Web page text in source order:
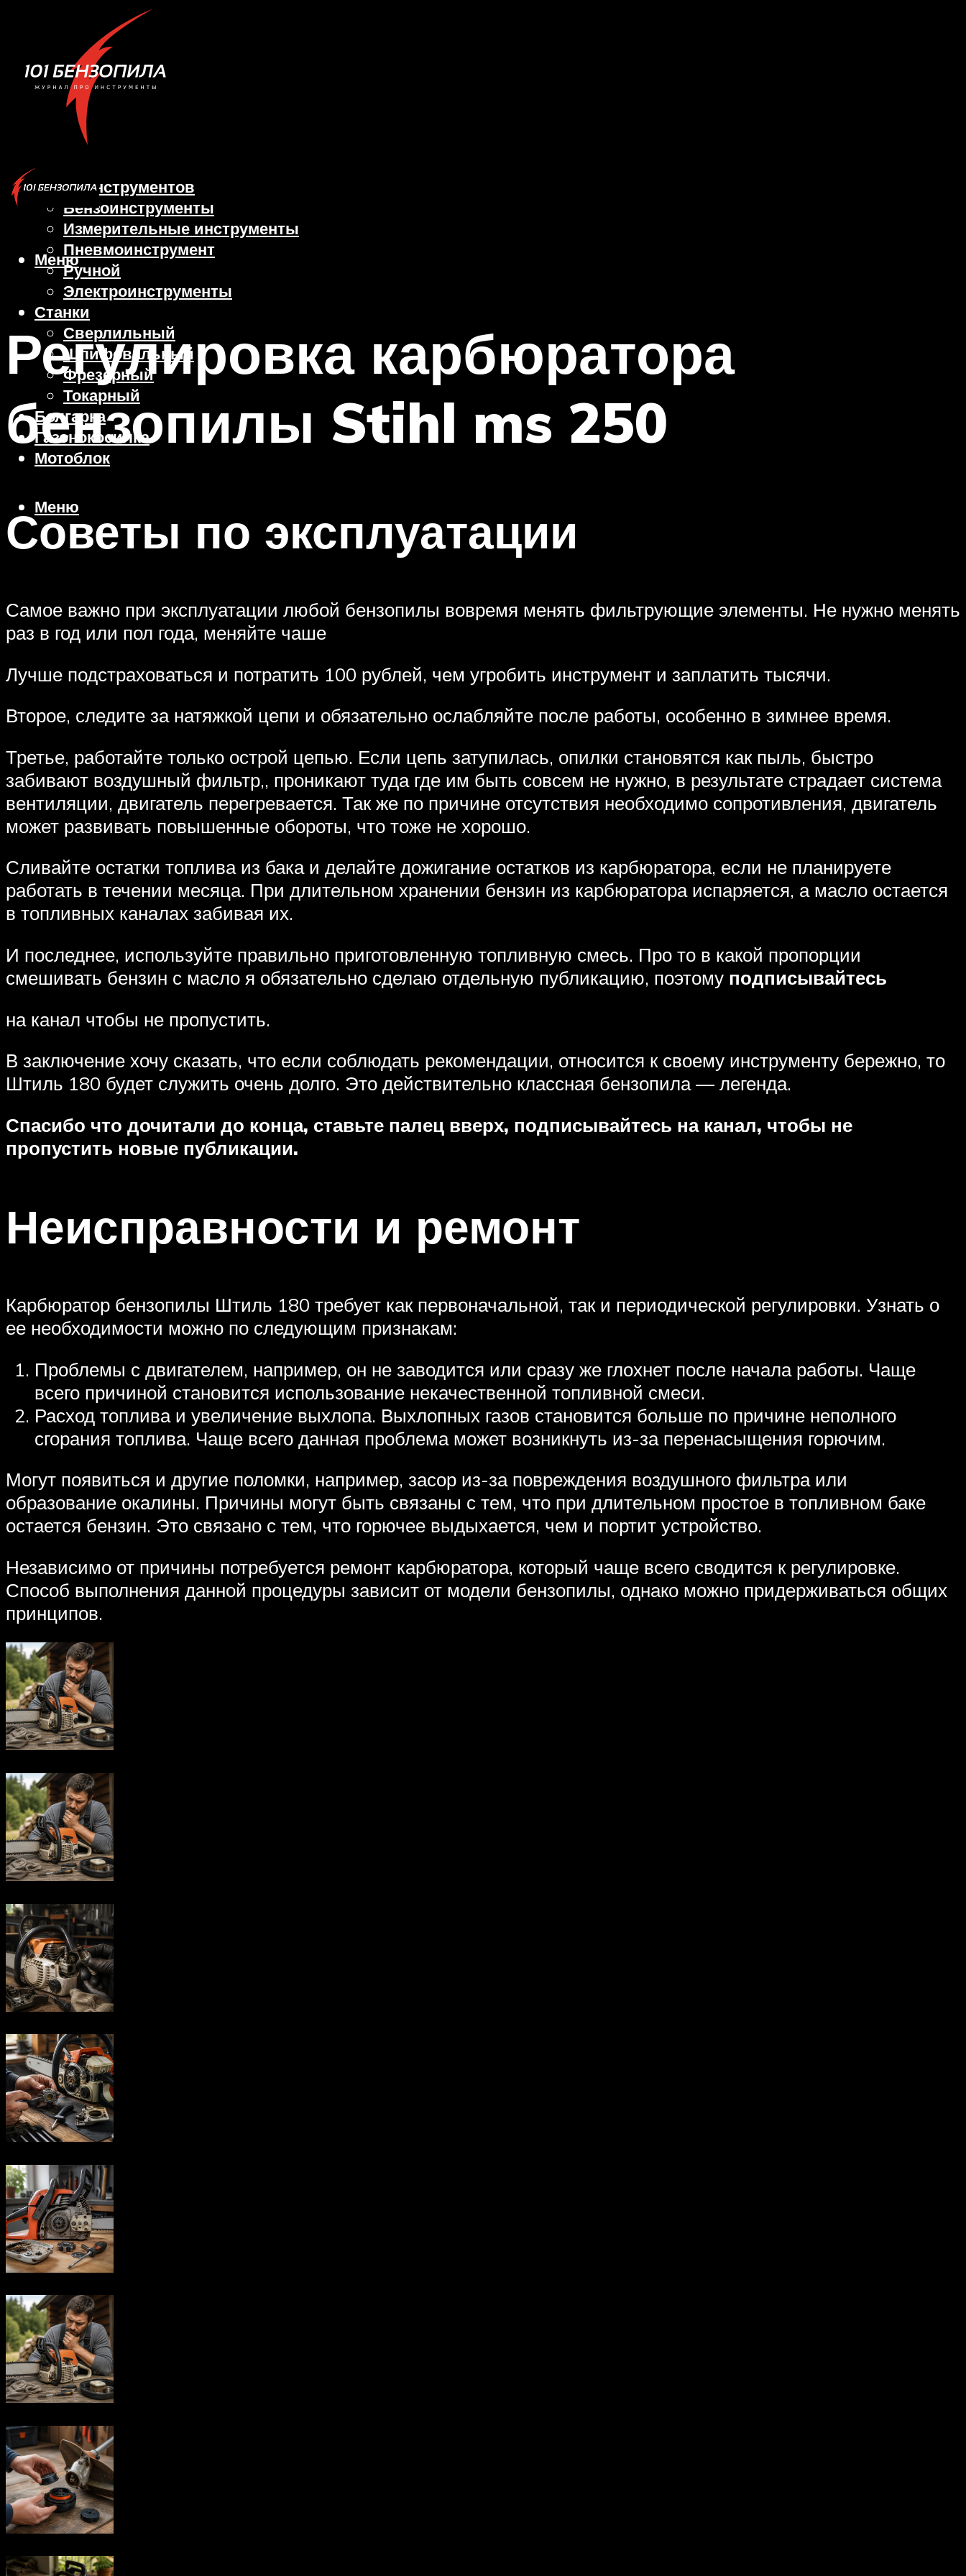
Виды инструментов
Бензоинструменты
Измерительные инструменты
Пневмоинструмент
Ручной
Электроинструменты
Станки
Сверлильный
Шлифовальный
Фрезерный
Токарный
Болгарка
Газонокосилка
Мотоблок
Меню
Меню
Регулировка карбюратора
бензопилы Stihl ms 250
Советы по эксплуатации
Самое важно при эксплуатации любой бензопилы вовремя менять фильтрующие элементы. Не нужно менять
раз в год или пол года, меняйте чаше
Лучше подстраховаться и потратить 100 рублей, чем угробить инструмент и заплатить тысячи.
Второе, следите за натяжкой цепи и обязательно ослабляйте после работы, особенно в зимнее время.
Третье, работайте только острой цепью. Если цепь затупилась, опилки становятся как пыль, быстро
забивают воздушный фильтр,, проникают туда где им быть совсем не нужно, в результате страдает система
вентиляции, двигатель перегревается. Так же по причине отсутствия необходимо сопротивления, двигатель
может развивать повышенные обороты, что тоже не хорошо.
Сливайте остатки топлива из бака и делайте дожигание остатков из карбюратора, если не планируете
работать в течении месяца. При длительном хранении бензин из карбюратора испаряется, а масло остается
в топливных каналах забивая их.
И последнее, используйте правильно приготовленную топливную смесь. Про то в какой пропорции
смешивать бензин с масло я обязательно сделаю отдельную публикацию, поэтому подписывайтесь
на канал чтобы не пропустить.
В заключение хочу сказать, что если соблюдать рекомендации, относится к своему инструменту бережно, то
Штиль 180 будет служить очень долго. Это действительно классная бензопила — легенда.
Спасибо что дочитали до конца, ставьте палец вверх, подписывайтесь на канал, чтобы не
пропустить новые публикации.
Неисправности и ремонт
Карбюратор бензопилы Штиль 180 требует как первоначальной, так и периодической регулировки. Узнать о
ее необходимости можно по следующим признакам:
Проблемы с двигателем, например, он не заводится или сразу же глохнет после начала работы. Чаще
всего причиной становится использование некачественной топливной смеси.
Расход топлива и увеличение выхлопа. Выхлопных газов становится больше по причине неполного
сгорания топлива. Чаще всего данная проблема может возникнуть из-за перенасыщения горючим.
Могут появиться и другие поломки, например, засор из-за повреждения воздушного фильтра или
образование окалины. Причины могут быть связаны с тем, что при длительном простое в топливном баке
остается бензин. Это связано с тем, что горючее выдыхается, чем и портит устройство.
Независимо от причины потребуется ремонт карбюратора, который чаще всего сводится к регулировке.
Способ выполнения данной процедуры зависит от модели бензопилы, однако можно придерживаться общих
принципов.